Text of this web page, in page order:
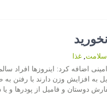
سلامت, غذا
اضافه کرد: اینروزها افراد
به افزایش وزن دارند با رفتن
دوستان و فامیل از پودرها و